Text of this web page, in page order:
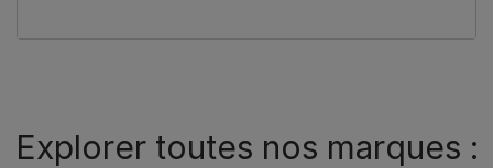
Explorer toutes nos marques :